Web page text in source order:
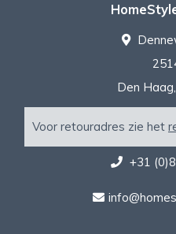
Den
Voor retouradres zie het
+31